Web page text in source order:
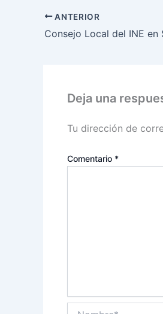
ANTERIOR
Deja una
Tu dirección de
Comentario *